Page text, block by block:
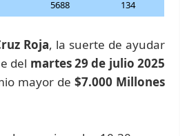
5688 134
Roja, la suerte de ayudar
del martes 29 de julio 2025
mayor de $7.000 Millones